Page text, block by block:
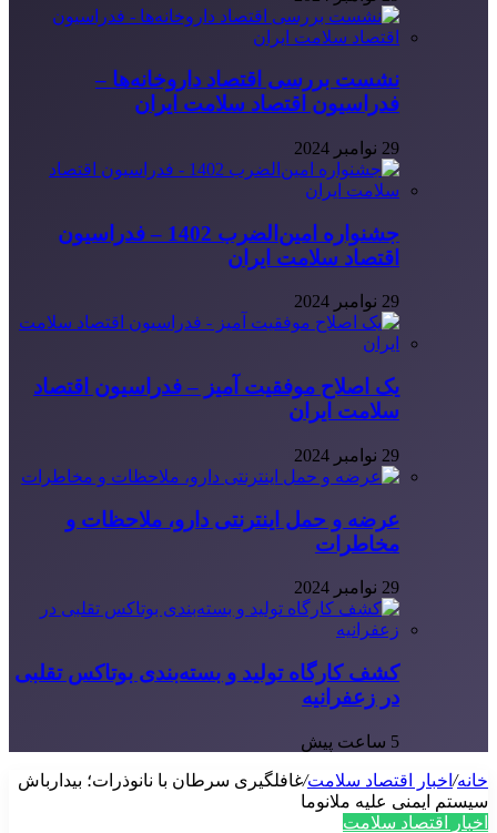
نشست بررسی اقتصاد داروخانه‌ها –
فدراسیون اقتصاد سلامت ایران
29 نوامبر 2024
جشنواره امین‌الضرب 1402 – فدراسیون
اقتصاد سلامت ایران
29 نوامبر 2024
یک اصلاح موفقیت آمیز – فدراسیون اقتصاد
سلامت ایران
29 نوامبر 2024
عرضه و حمل اینترنتی دارو، ملاحظات و
مخاطرات
29 نوامبر 2024
کشف کارگاه تولید و بسته‌بندی بوتاکس تقلبی
در زعفرانیه
5 ساعت پیش
خانه/ اخبار اقتصاد سلامت/غافلگیری سرطان با نانوذرات؛ بیدارباش
سیستم ایمنی علیه ملانوما
اخبار اقتصاد سلامت